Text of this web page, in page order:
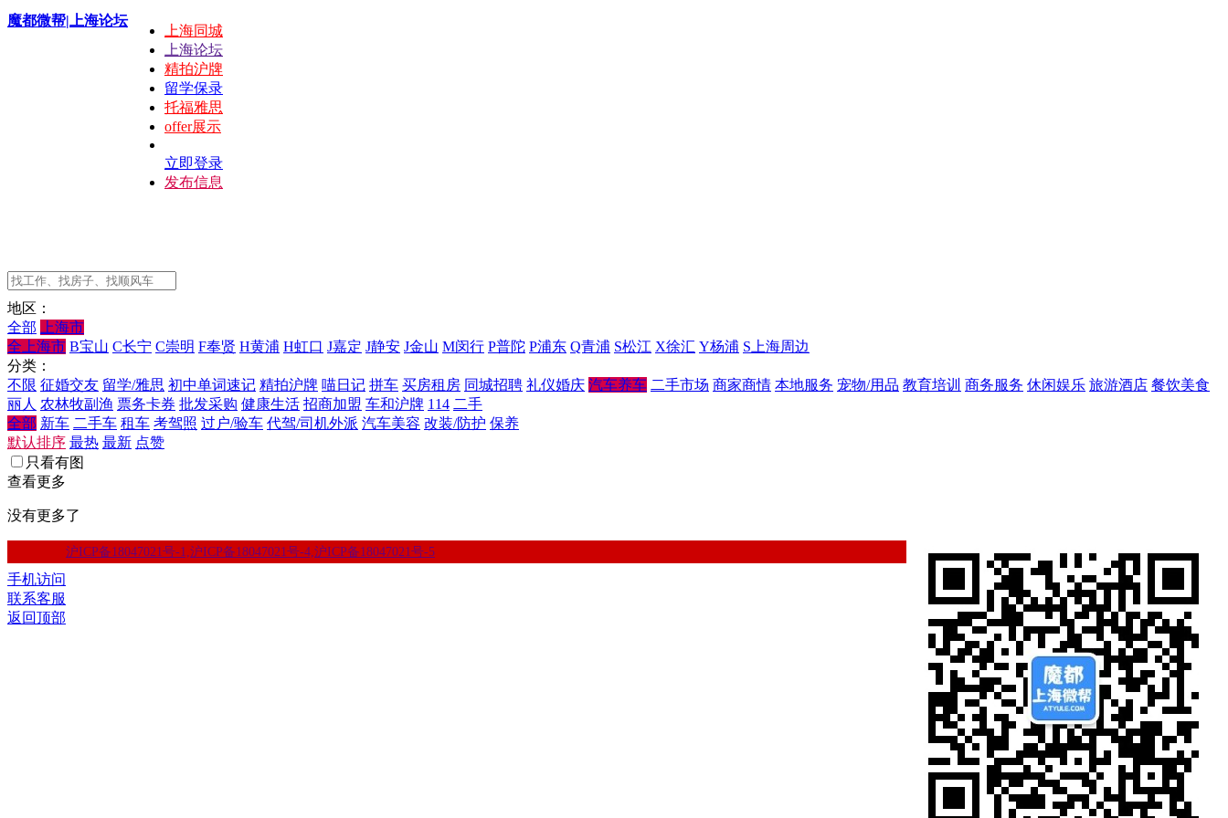
魔都微帮|上海论坛
上海同城
上海论坛
精拍沪牌
留学保录
托福雅思
offer展示
立即登录
发布信息
地区：
全部
上海市
全上海市 B宝山 C长宁 C崇明 F奉贤 H黄浦 H虹口 J嘉定 J静安 J金山 M闵行 P普陀 P浦东 Q青浦 S松江 X徐汇 Y杨浦 S上海周边
分类：
不限 征婚交友 留学/雅思 初中单词速记 精拍沪牌 喵日记 拼车 买房租房 同城招聘 礼仪婚庆 汽车养车 二手市场 商家商情 本地服务 宠物/用品 教育培训 商务服务 休闲娱乐 旅游酒店 餐饮美食
丽人 农林牧副渔 票务卡券 批发采购 健康生活 招商加盟 车和沪牌 114 二手
全部 新车 二手车 租车 考驾照 过户/验车 代驾/司机外派 汽车美容 改装/防护 保养
默认排序 最热 最新 点赞
只看有图
查看更多
没有更多了
沪ICP备18047021号-1,沪ICP备18047021号-4,沪ICP备18047021号-5
手机访问
联系客服
返回顶部